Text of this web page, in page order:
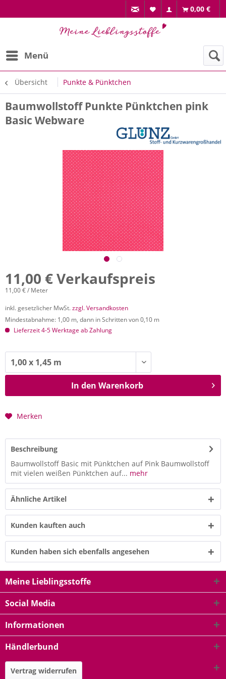
0,00 €
Menü
Übersicht Punkte & Pünktchen
Baumwollstoff Punkte Pünktchen pink
Basic Webware
11,00 € Verkaufspreis
11,00 € / Meter
inkl. gesetzlicher MwSt.zzgl. Versandkosten
Mindestabnahme: 1,00 m, dann in Schritten von 0,10 m
Lieferzeit 4-5 Werktage ab Zahlung
In den Warenkorb
Merken
Beschreibung
Baumwollstoff Basic mit Pünktchen auf Pink Baumwollstoff
mit vielen weißen Pünktchen auf... mehr
Ähnliche Artikel
Kunden kauften auch
Kunden haben sich ebenfalls angesehen
Meine Lieblingsstoffe
Social Media
Informationen
Händlerbund
Vertrag widerrufen